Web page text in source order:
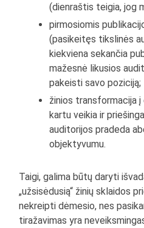
(dienraštis teigia, jog
pirmosiomis
(pasikeitęs tikslinės
kiekviena sekančia
mažesnė likusios
pakeisti savo poziciją;
žinios transformacija
kartu veikia ir
auditorijos pradeda
objektyvumu.
Taigi, galima būtų daryti
„užsisėdusią“ žinių sklaidos
nekreipti dėmesio, nes
tiražavimas yra